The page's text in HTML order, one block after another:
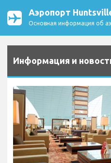
Аэропорт
Основная информация об
Информация и